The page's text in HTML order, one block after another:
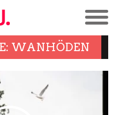
WANHÖDEN